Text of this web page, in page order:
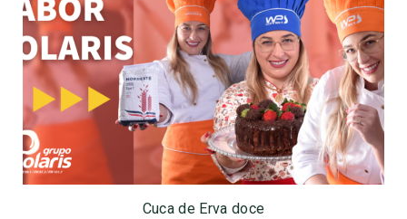
Cuca de Erva doce